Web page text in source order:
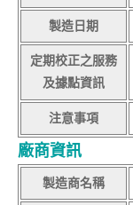
製造日期
定期校正之服務
及據點資訊
注意事項
廠商資訊
製造商名稱